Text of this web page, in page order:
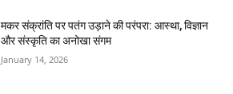
मकर संक्रांति पर पतंग उड़ाने की परंपरा: आस्था, विज्ञान
और संस्कृति का अनोखा संगम
January 14, 2026